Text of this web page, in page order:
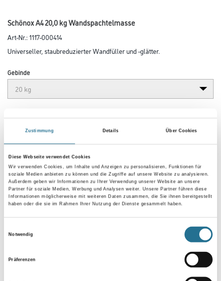
Zustimmung Details Über Cookies
Diese Webseite verwendet Cookies
Wir verwenden Cookies, um Inhalte und Anzeigen zu personalisieren, Funktionen für
soziale Medien anbieten zu können und die Zugriffe auf unsere Website zu analysieren.
Außerdem geben wir Informationen zu Ihrer Verwendung unserer Website an unsere
Partner für soziale Medien, Werbung und Analysen weiter. Unsere Partner führen diese
Informationen möglicherweise mit weiteren Daten zusammen, die Sie ihnen bereitgestellt
haben oder die sie im Rahmen Ihrer Nutzung der Dienste gesammelt haben.
Notwendig
Präferenzen
Schönox A4 20,0 kg Wandspachtelmasse
Art-Nr.:1117-000414
Universeller, staubreduzierter Wandfüller und -glätter.
Gebinde
Umrechnungsfaktoren